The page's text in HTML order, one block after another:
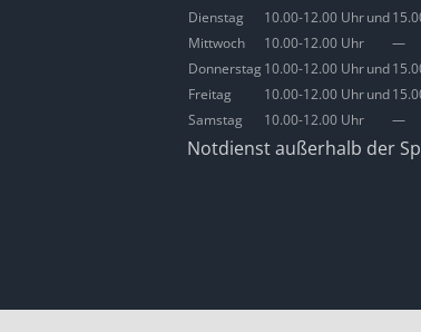
Dienstag
10.00-12.00 Uhrund
Mittwoch
10.00-12.00 Uhr
—
Donnerstag10.00-12.00 Uhrund
Freitag
10.00-12.00 Uhrund
Samstag
10.00-12.00 Uhr —
Notdienst außerhalb der